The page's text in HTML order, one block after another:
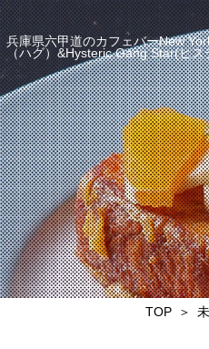
兵庫県六甲道のカフェバーNew
（ハグ）&Hysteric Gang Star(ヒ
TOP